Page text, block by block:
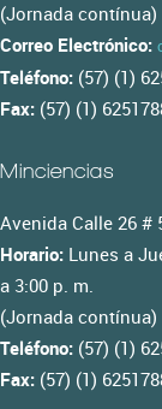
(Jornada contínua)
Correo Electrónico:
Teléfono: (57) (1)
Fax: (57) (1)
Minciencias
Avenida Calle 26 #
Horario: Lunes a
a 3:00 p. m.
(Jornada contínua)
Teléfono: (57) (1)
Fax: (57) (1)